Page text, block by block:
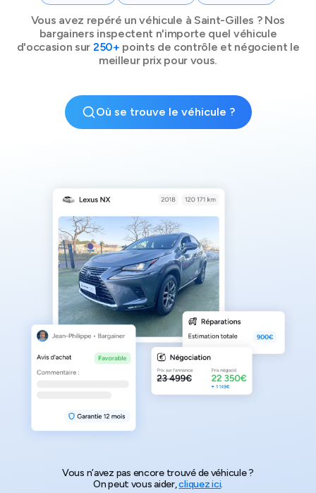
Vous avez repéré un véhicule à Saint-Gilles ? Nos
bargainers inspectent n'importe quel véhicule
d'occasion sur 250+ points de contrôle et négocient le
meilleur prix pour vous.
Où se trouve le véhicule ?
Vous n’avez pas encore trouvé de véhicule ?
On peut vous aider,cliquez ici.